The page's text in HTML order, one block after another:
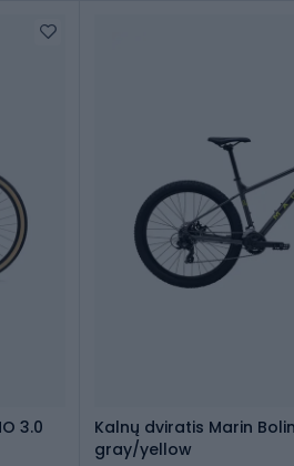
3.0
Kalnų dviratis Marin
gray/yellow